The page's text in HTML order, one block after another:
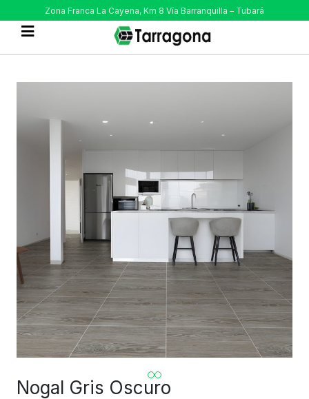
Zona Franca La Cayena, Km 8 Vía Barranquilla – Tubará
Nogal Gris Oscuro